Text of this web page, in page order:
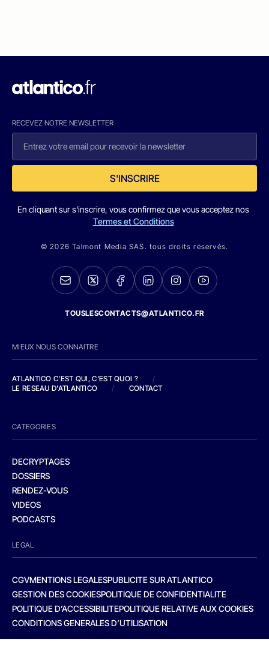
RECEVEZ NOTRE NEWSLETTER
S'INSCRIRE
En cliquant sur s'inscrire, vous confirmez que vous acceptez nos
Termes et Conditions
© 2026 Talmont Media SAS. tous droits réservés.
TOUSLESCONTACTS@ATLANTICO.FR
MIEUX NOUS CONNAITRE
ATLANTICO C'EST QUI, C'EST QUOI ?
/
LE RESEAU D'ATLANTICO
/ CONTACT
CATEGORIES
DECRYPTAGES
DOSSIERS
RENDEZ-VOUS
VIDEOS
PODCASTS
LEGAL
CGVMENTIONS LEGALESPUBLICITE SUR ATLANTICO
GESTION DES COOKIESPOLITIQUE DE CONFIDENTIALITE
POLITIQUE D’ACCESSIBILITEPOLITIQUE RELATIVE AUX COOKIES
CONDITIONS GENERALES D’UTILISATION